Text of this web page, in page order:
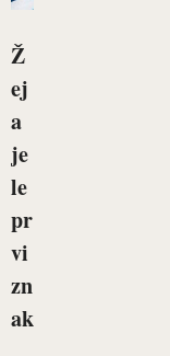
Ž
ej
a
je
le
pr
vi
zn
ak